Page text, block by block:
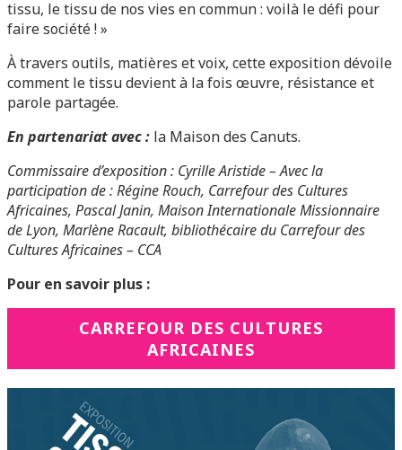
tissu, le tissu de nos vies en commun : voilà le défi pour
faire société ! »
À travers outils, matières et voix, cette exposition dévoile
comment le tissu devient à la fois œuvre, résistance et
parole partagée.
En partenariat avec : la Maison des Canuts.
Commissaire d’exposition : Cyrille Aristide – Avec la
participation de : Régine Rouch, Carrefour des Cultures
Africaines, Pascal Janin, Maison Internationale Missionnaire
de Lyon, Marlène Racault, bibliothécaire du Carrefour des
Cultures Africaines – CCA
Pour en savoir plus :
CARREFOUR DES CULTURES
AFRICAINES